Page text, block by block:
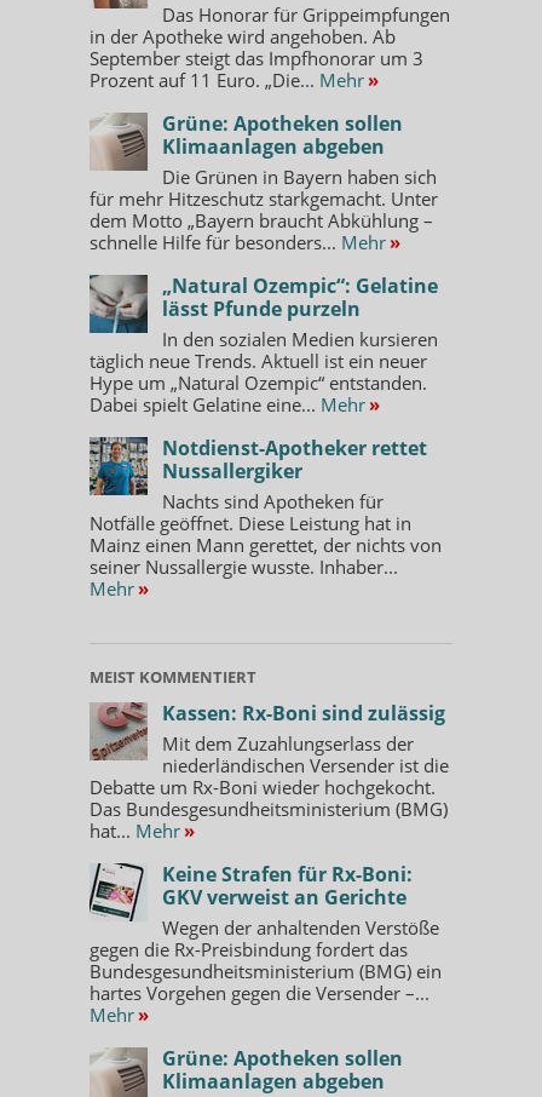
Das Honorar für Grippeimpfungen
in der Apotheke wird angehoben. Ab
September steigt das Impfhonorar um 3
Prozent auf 11 Euro. „Die... Mehr »
Grüne: Apotheken sollen
Klimaanlagen abgeben
Die Grünen in Bayern haben sich
für mehr Hitzeschutz starkgemacht. Unter
dem Motto „Bayern braucht Abkühlung –
schnelle Hilfe für besonders... Mehr »
„Natural Ozempic“: Gelatine
lässt Pfunde purzeln
In den sozialen Medien kursieren
täglich neue Trends. Aktuell ist ein neuer
Hype um „Natural Ozempic“ entstanden.
Dabei spielt Gelatine eine... Mehr »
Notdienst-Apotheker rettet
Nussallergiker
Nachts sind Apotheken für
Notfälle geöffnet. Diese Leistung hat in
Mainz einen Mann gerettet, der nichts von
seiner Nussallergie wusste. Inhaber...
Mehr »
MEIST KOMMENTIERT
Kassen: Rx-Boni sind zulässig
Mit dem Zuzahlungserlass der
niederländischen Versender ist die
Debatte um Rx-Boni wieder hochgekocht.
Das Bundesgesundheitsministerium (BMG)
hat... Mehr »
Keine Strafen für Rx-Boni:
GKV verweist an Gerichte
Wegen der anhaltenden Verstöße
gegen die Rx-Preisbindung fordert das
Bundesgesundheitsministerium (BMG) ein
hartes Vorgehen gegen die Versender –...
Mehr »
Grüne: Apotheken sollen
Klimaanlagen abgeben